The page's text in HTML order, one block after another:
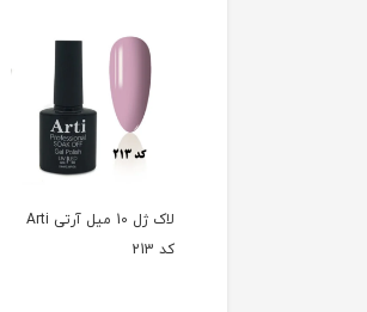
لاک ژل 10 میل آرتی Arti
کد 213